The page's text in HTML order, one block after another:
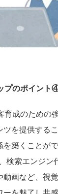
プのポイント
育成のための
ツを提供する
築くことが
検索エンジン
動画など、視